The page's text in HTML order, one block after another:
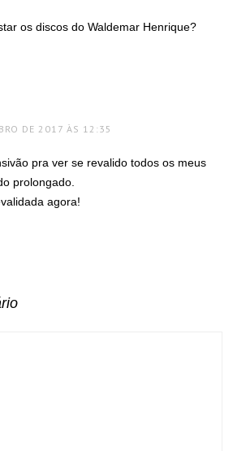
os discos do Waldemar Henrique?
DE 2017 ÀS 12:35
pra ver se revalido todos os meus
prolongado.
agora!